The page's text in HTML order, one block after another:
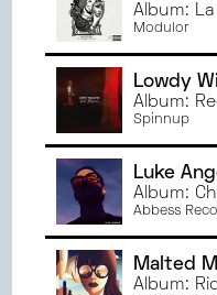
Album:
Modulor
Lowdy
Album:
Spinnup
Luke
Album:
Abbess
Malted
Album: